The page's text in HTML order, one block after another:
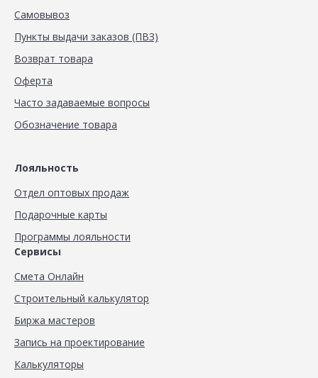
Самовывоз
Пункты выдачи заказов (ПВЗ)
Возврат товара
Оферта
Часто задаваемые вопросы
Обозначение товара
Лояльность
Отдел оптовых продаж
Подарочные карты
Программы лояльности
Сервисы
Смета Онлайн
Строительный калькулятор
Биржа мастеров
Запись на проектирование
Калькуляторы